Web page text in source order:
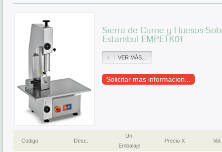
Sierra de Carne y Huesos
Estambul EMPETK01
VER MÁS...
Solicitar mas informacion...
Codigo Desc.
Un.
Embalaje
Precio X Vol.